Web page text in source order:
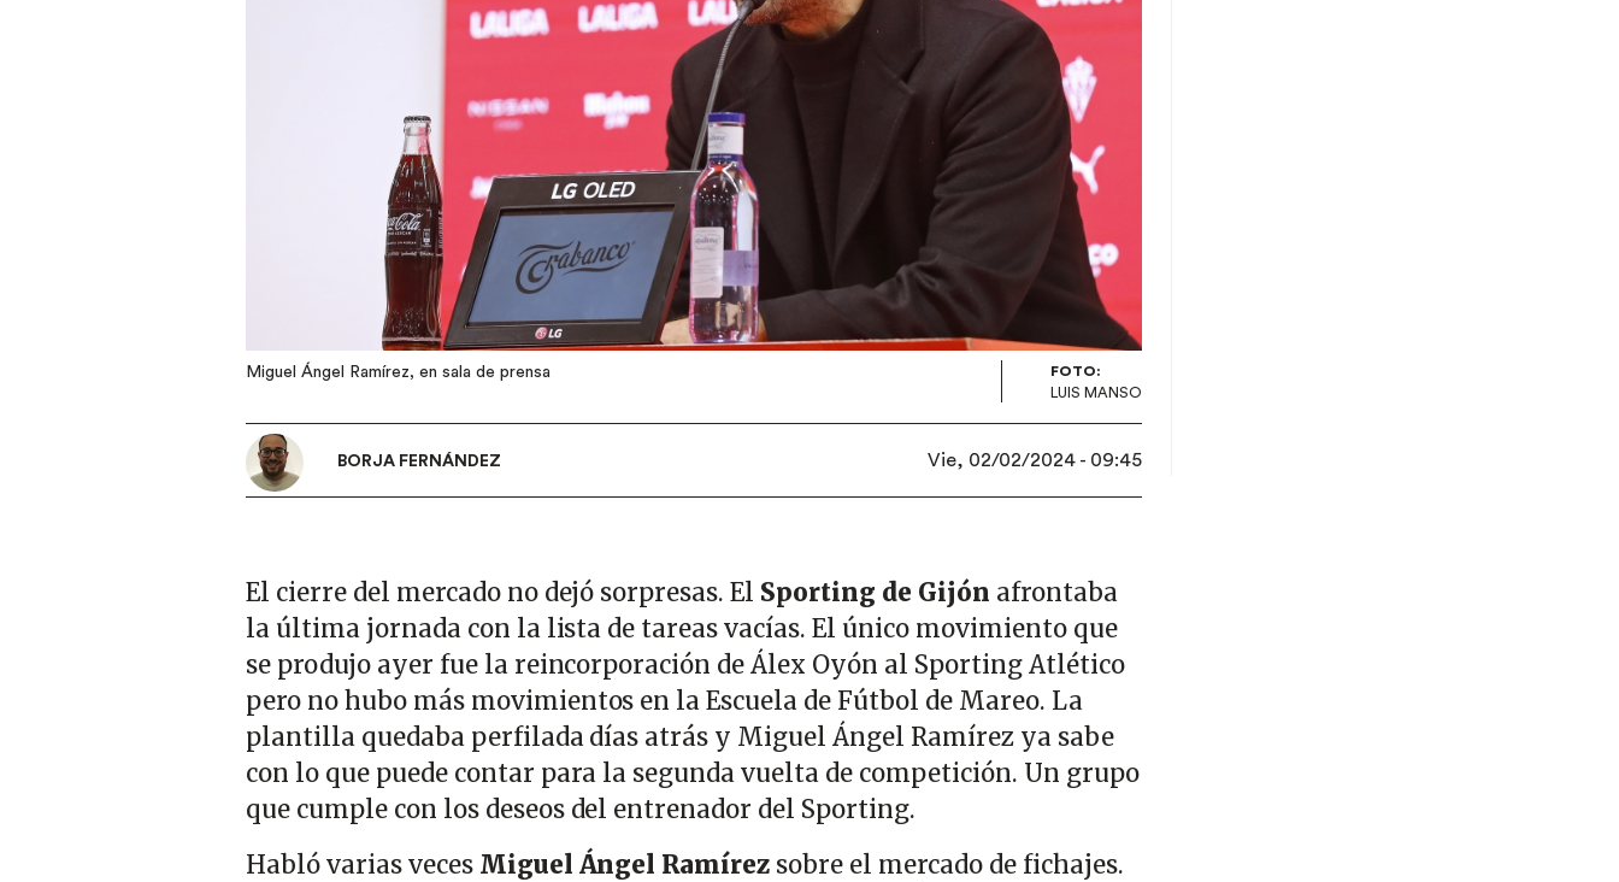
Miguel Ángel Ramírez, en sala de prensa
FOTO:
LUIS MANSO
BORJA FERNÁNDEZ Vie, 02/02/2024 - 09:45
El cierre del mercado no dejó sorpresas. El Sporting de Gijón afrontaba
la última jornada con la lista de tareas vacías. El único movimiento que
se produjo ayer fue la reincorporación de Álex Oyón al Sporting Atlético
pero no hubo más movimientos en la Escuela de Fútbol de Mareo. La
plantilla quedaba perfilada días atrás y Miguel Ángel Ramírez ya sabe
con lo que puede contar para la segunda vuelta de competición. Un grupo
que cumple con los deseos del entrenador del Sporting.
Habló varias veces Miguel Ángel Ramírez sobre el mercado de fichajes.